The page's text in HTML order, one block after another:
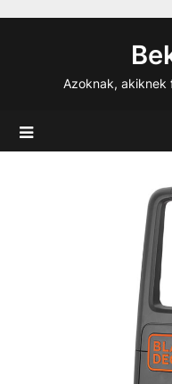
Azoknak, akiknek